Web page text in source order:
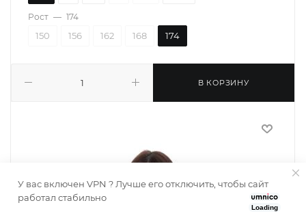
В КОРЗИНУ
Рост — 174
150 156 162 168 174
Loading
У вас включен VPN ? Лучше его отключить, чтобы сайт
работал стабильно